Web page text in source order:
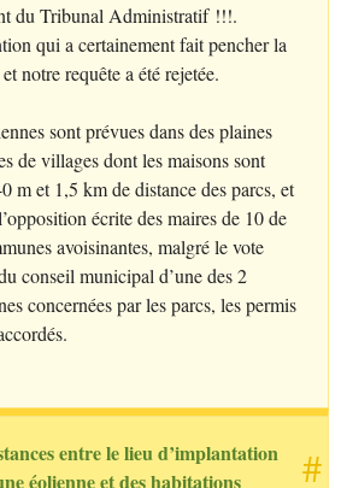
du Tribunal Administratif !!!.
qui a certainement fait pencher la
notre requête a été rejetée.
sont prévues dans des plaines
de villages dont les maisons sont
m et 1,5 km de distance des parcs, et
écrite des maires de 10 de
avoisinantes, malgré le vote
conseil municipal d’une des 2
concernées par les parcs, les permis
#
entre le lieu d’implantation
éolienne et des habitations